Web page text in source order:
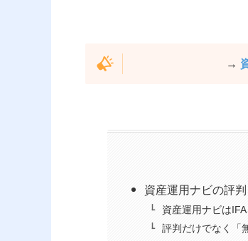
→
資産運用ナビの評
資産運用ナビは
評判だけでなく「